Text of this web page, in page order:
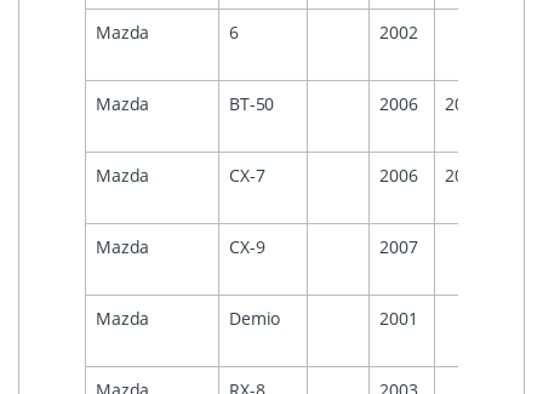
Mazda 6 2002
Mazda BT-50 2006 2012
Mazda CX-7 2006 2012
Mazda CX-9 2007
Mazda Demio 2001
Mazda RX-8 2003